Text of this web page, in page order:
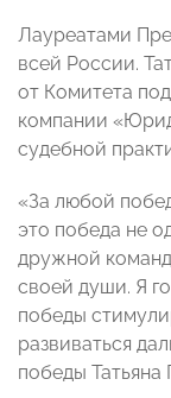
Лауреатами
всей России.
от Комитета
компании
судебной
«За любой
это победа не
дружной
своей души. Я
победы
развиваться
победы